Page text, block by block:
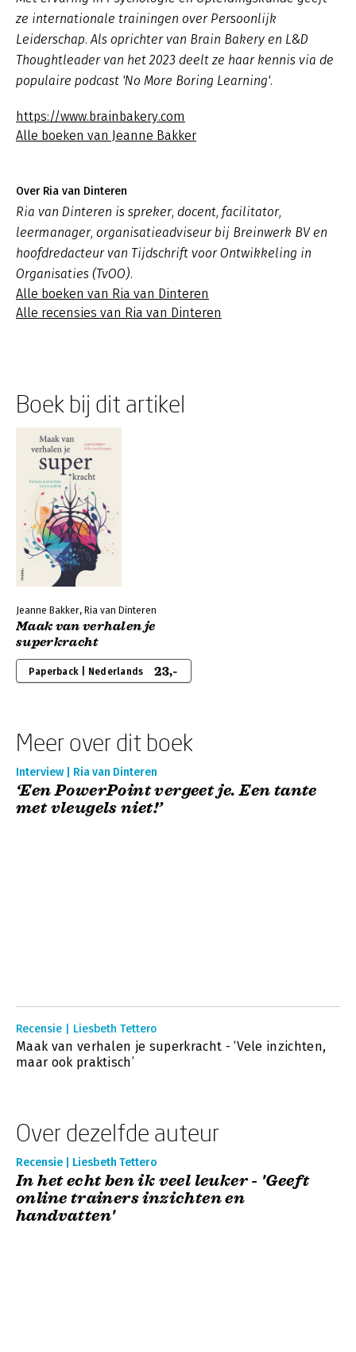
ze internationale trainingen over Persoonlijk
Leiderschap. Als oprichter van Brain Bakery en L&D
Thoughtleader van het 2023 deelt ze haar kennis via de
populaire podcast 'No More Boring Learning'.
https://www.brainbakery.com
Alle boeken van Jeanne Bakker
Over Ria van Dinteren
Ria van Dinteren is spreker, docent, facilitator,
leermanager, organisatieadviseur bij Breinwerk BV en
hoofdredacteur van Tijdschrift voor Ontwikkeling in
Organisaties (TvOO).
Alle boeken van Ria van Dinteren
Alle recensies van Ria van Dinteren
Boek bij dit artikel
Jeanne Bakker, Ria van Dinteren
Maak van verhalen je
superkracht
Paperback | Nederlands 23,-
Meer over dit boek
Interview | Ria van Dinteren
‘Een PowerPoint vergeet je. Een tante
met vleugels niet!’
Recensie | Liesbeth Tettero
Maak van verhalen je superkracht - ‘Vele inzichten,
maar ook praktisch’
Over dezelfde auteur
Recensie | Liesbeth Tettero
In het echt ben ik veel leuker - 'Geeft
online trainers inzichten en
handvatten'